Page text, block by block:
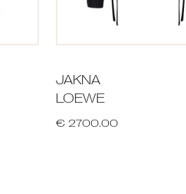
JAKNA
LOEWE
€ 2700.00